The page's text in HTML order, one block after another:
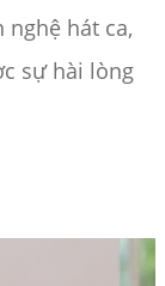
nghệ hát ca,
sự hài lòng